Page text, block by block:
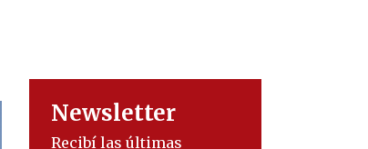
Newsletter
Recibí las últimas